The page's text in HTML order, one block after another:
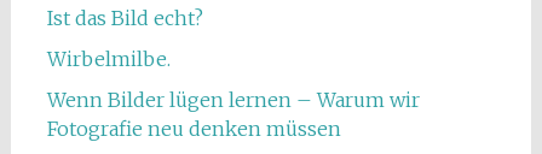
Ist das Bild echt?
Wirbelmilbe.
Wenn Bilder lügen lernen – Warum wir
Fotografie neu denken müssen